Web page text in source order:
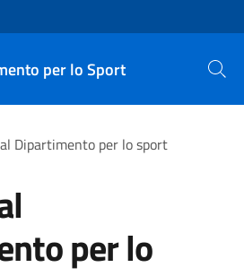
per lo Sport Cerca
Dipartimento per lo sport
per lo